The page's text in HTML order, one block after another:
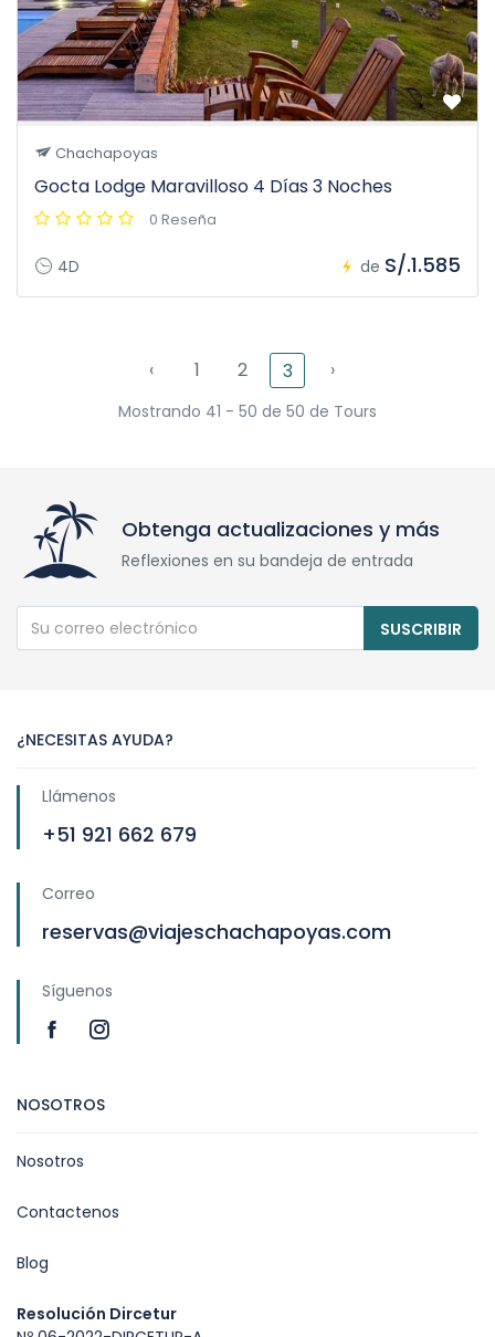
Chachapoyas
Gocta Lodge Maravilloso 4 Días 3 Noches
0 Reseña
4D de S/.1.585
‹ 1 2 3 ›
Mostrando 41 - 50 de 50 de Tours
Obtenga actualizaciones y más
Reflexiones en su bandeja de entrada
SUSCRIBIR
¿NECESITAS AYUDA?
Llámenos
+51 921 662 679
Correo
reservas@viajeschachapoyas.com
Síguenos
NOSOTROS
Nosotros
Contactenos
Blog
Resolución Dircetur